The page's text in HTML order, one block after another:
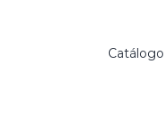
Catálogo